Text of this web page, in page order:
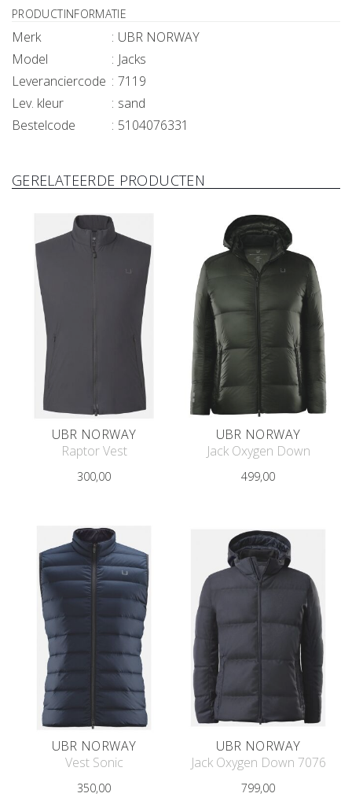
PRODUCTINFORMATIE
Merk
UBR NORWAY
Model
Jacks
Leveranciercode
7119
Lev. kleur
sand
Bestelcode
5104076331
GERELATEERDE PRODUCTEN
UBR NORWAY
Raptor Vest
300,00
UBR NORWAY
Jack Oxygen Down
499,00
UBR NORWAY
Vest Sonic
350,00
UBR NORWAY
Jack Oxygen Down 7076
799,00